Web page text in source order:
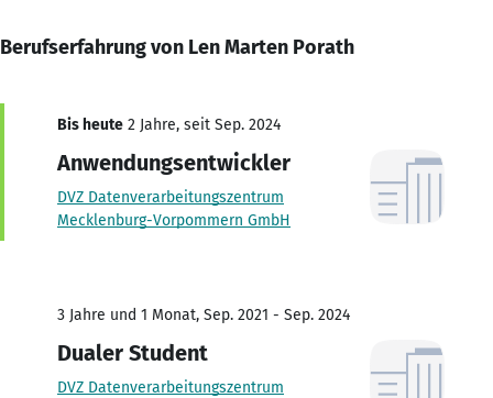
Berufserfahrung von Len Marten Porath
Bis heute 2 Jahre, seit Sep. 2024
Anwendungsentwickler
DVZ Datenverarbeitungszentrum
Mecklenburg-Vorpommern GmbH
3 Jahre und 1 Monat, Sep. 2021 - Sep. 2024
Dualer Student
DVZ Datenverarbeitungszentrum